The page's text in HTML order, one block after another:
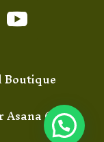
Asana Code